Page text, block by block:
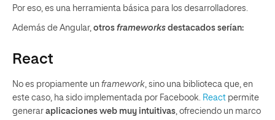
Por eso, es una herramienta básica para los desarrolladores.
Además de Angular, otros frameworks destacados serían:
React
No es propiamente un framework, sino una biblioteca que, en
este caso, ha sido implementada por Facebook. React permite
generar aplicaciones web muy intuitivas, ofreciendo un marco